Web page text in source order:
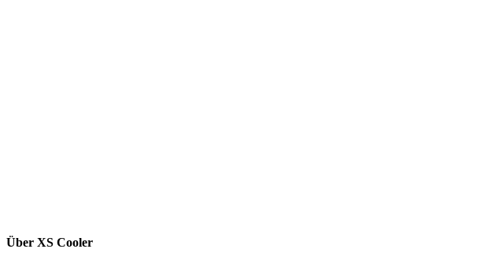
Über XS Cooler